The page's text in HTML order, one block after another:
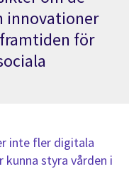
innovationer
för
inte fler digitala
kunna styra vården i